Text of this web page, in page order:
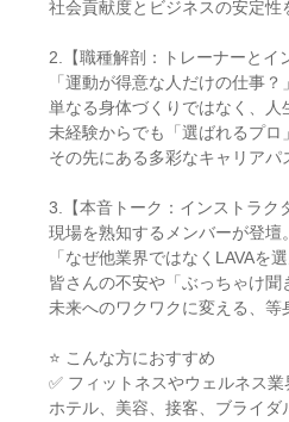
社会貢献度とビジネスの安定性
2.【職種解剖：トレーナーとイ
「運動が得意な人だけの仕事
単なる身体づくりではなく、人
未経験からでも「選ばれるプロ
その先にある多彩なキャリアパ
3.【本音トーク：インストラク
現場を熟知するメンバーが登壇。
「なぜ他業界ではなくLAVAを
皆さんの不安や「ぶっちゃけ聞
未来へのワクワクに変える、等
⭐ こんな方におすすめ
✅ フィットネスやウェルネス業
ホテル、美容、接客、ブライ